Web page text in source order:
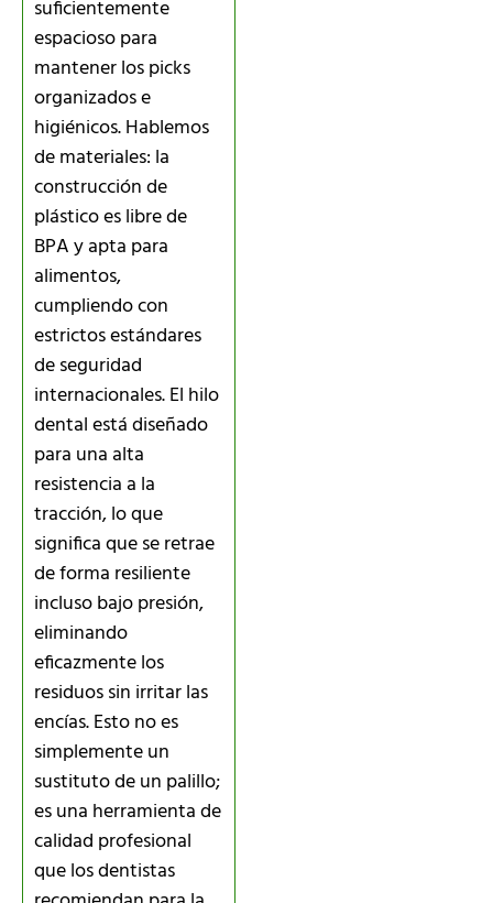
suficientemente
espacioso para
mantener los picks
organizados e
higiénicos. Hablemos
de materiales: la
construcción de
plástico es libre de
BPA y apta para
alimentos,
cumpliendo con
estrictos estándares
de seguridad
internacionales. El hilo
dental está diseñado
para una alta
resistencia a la
tracción, lo que
significa que se retrae
de forma resiliente
incluso bajo presión,
eliminando
eficazmente los
residuos sin irritar las
encías. Esto no es
simplemente un
sustituto de un palillo;
es una herramienta de
calidad profesional
que los dentistas